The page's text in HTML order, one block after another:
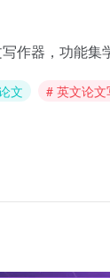
作器，功能
文 # 英文论文